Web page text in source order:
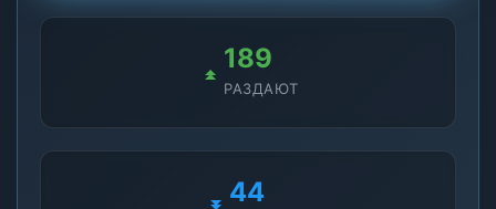
186
РАЗДАЮТ
40